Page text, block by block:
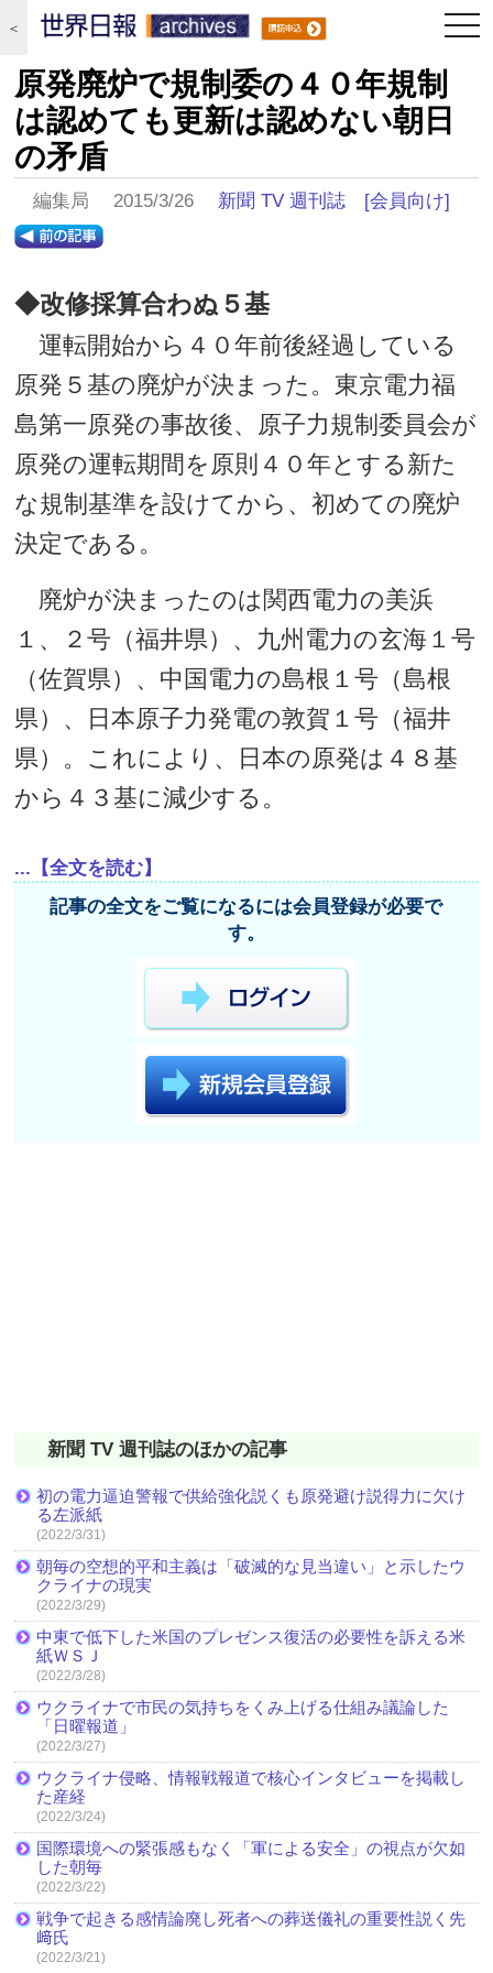
＜
原発廃炉で規制委の４０年規制
は認めても更新は認めない朝日
の矛盾
編集局 2015/3/26 新聞 TV 週刊誌 [会員向け]
◆改修採算合わぬ５基
運転開始から４０年前後経過している
原発５基の廃炉が決まった。東京電力福
島第一原発の事故後、原子力規制委員会が
原発の運転期間を原則４０年とする新た
な規制基準を設けてから、初めての廃炉
決定である。
廃炉が決まったのは関西電力の美浜
１、２号（福井県）、九州電力の玄海１号
（佐賀県）、中国電力の島根１号（島根
県）、日本原子力発電の敦賀１号（福井
県）。これにより、日本の原発は４８基
から４３基に減少する。
...【全文を読む】
記事の全文をご覧になるには会員登録が必要で
す。
新聞 TV 週刊誌のほかの記事
初の電力逼迫警報で供給強化説くも原発避け説得力に欠け
る左派紙
(2022/3/31)
朝毎の空想的平和主義は「破滅的な見当違い」と示したウ
クライナの現実
(2022/3/29)
中東で低下した米国のプレゼンス復活の必要性を訴える米
紙ＷＳＪ
(2022/3/28)
ウクライナで市民の気持ちをくみ上げる仕組み議論した
「日曜報道」
(2022/3/27)
ウクライナ侵略、情報戦報道で核心インタビューを掲載し
た産経
(2022/3/24)
国際環境への緊張感もなく「軍による安全」の視点が欠如
した朝毎
(2022/3/22)
戦争で起きる感情論廃し死者への葬送儀礼の重要性説く先
﨑氏
(2022/3/21)